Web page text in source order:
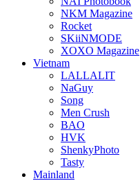
NKM Magazine
Rocket
SKiiNMODE
XOXO Magazine
Vietnam
LALLALIT
NaGuy
Song
Men Crush
BAO
HVK
ShenkyPhoto
Tasty
Mainland